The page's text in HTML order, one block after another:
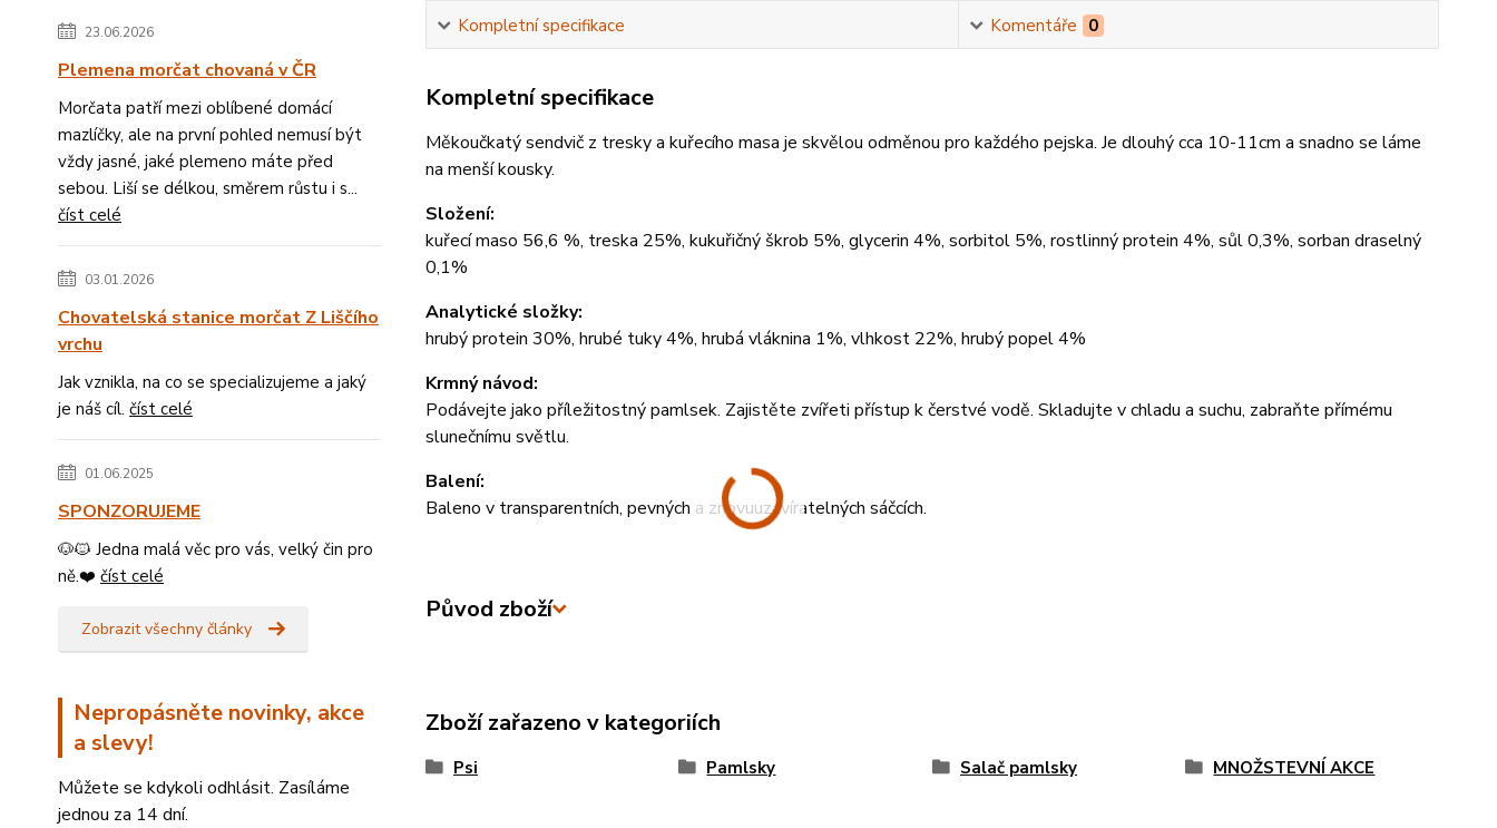
23.06.2026
Plemena morčat chovaná v ČR
Morčata patří mezi oblíbené domácí
mazlíčky, ale na první pohled nemusí být
vždy jasné, jaké plemeno máte před
sebou. Liší se délkou, směrem růstu i s...
číst celé
03.01.2026
Chovatelská stanice morčat Z Liščího
vrchu
Jak vznikla, na co se specializujeme a jaký
je náš cíl. číst celé
01.06.2025
SPONZORUJEME
🐶🐱 Jedna malá věc pro vás, velký čin pro
ně.❤️ číst celé
Zobrazit všechny články
Nepropásněte novinky, akce
a slevy!
Můžete se kdykoli odhlásit. Zasíláme
jednou za 14 dní.
Kompletní specifikace Komentáře 0
Kompletní specifikace
Měkoučkatý sendvič z tresky a kuřecího masa je skvělou odměnou pro každého pejska. Je dlouhý cca 10-11cm a snadno se láme
na menší kousky.
Složení:
kuřecí maso 56,6 %, treska 25%, kukuřičný škrob 5%, glycerin 4%, sorbitol 5%, rostlinný protein 4%, sůl 0,3%, sorban draselný
0,1%
Analytické složky:
hrubý protein 30%, hrubé tuky 4%, hrubá vláknina 1%, vlhkost 22%, hrubý popel 4%
Krmný návod:
Podávejte jako příležitostný pamlsek. Zajistěte zvířeti přístup k čerstvé vodě. Skladujte v chladu a suchu, zabraňte přímému
slunečnímu světlu.
Balení:
Baleno v transparentních, pevných a znovuuzavíratelných sáčcích.
Původ zboží
Zboží zařazeno v kategoriích
Psi Pamlsky Salač pamlsky MNOŽSTEVNÍ AKCE